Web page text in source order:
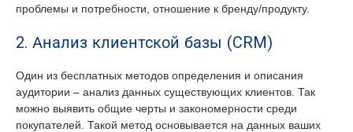
проблемы и потребности, отношение к бренду/продукту.
2. Анализ клиентской базы (CRM)
Один из бесплатных методов определения и описания
аудитории – анализ данных существующих клиентов. Так
можно выявить общие черты и закономерности среди
покупателей. Такой метод основывается на данных ваших